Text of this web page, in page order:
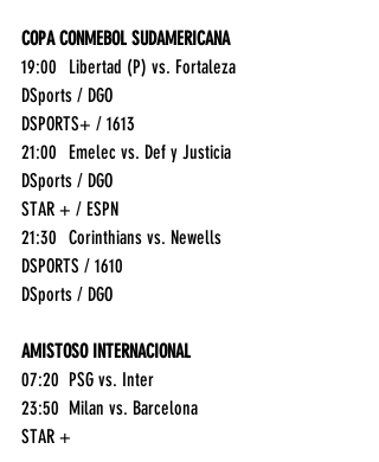
COPA CONMEBOL SUDAMERICANA
DSports / DGO
DSPORTS+ / 1613
DSports / DGO
STAR + / ESPN
DSPORTS / 1610
DSports / DGO
AMISTOSO INTERNACIONAL
STAR +